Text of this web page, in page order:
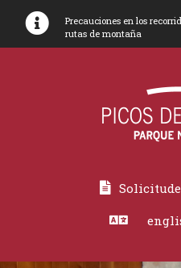
Precauciones en los
rutas de montaña